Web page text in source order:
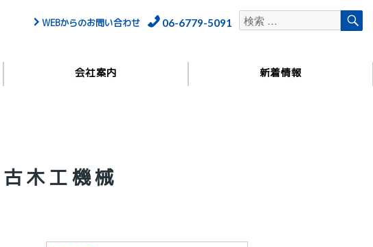
WEBからのお問い合わせ 06-6779-5091
検
索
索
会社案内 新着情報
木工機械